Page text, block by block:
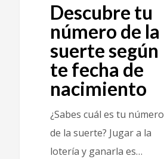
Descubre tu
número de la
suerte según
te fecha de
nacimiento
¿Sabes cuál es tu número
de la suerte? Jugar a la
lotería y ganarla es…